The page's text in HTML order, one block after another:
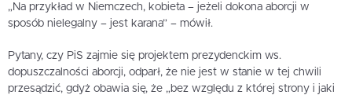
„Na przykład w Niemczech, kobieta – jeżeli dokona aborcji w
sposób nielegalny – jest karana” – mówił.
Pytany, czy PiS zajmie się projektem prezydenckim ws.
dopuszczalności aborcji, odparł, że nie jest w stanie w tej chwili
przesądzić, gdyż obawia się, że „bez względu z której strony i jaki